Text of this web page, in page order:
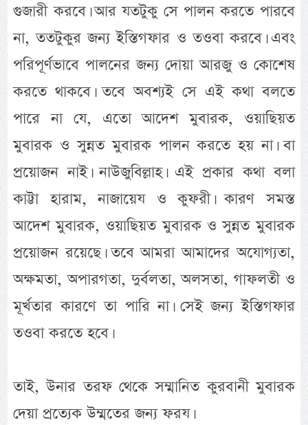
গুজারী করবে। আর যতটুকু সে পালন করতে পারবে
না, ততটুকুর জন্য ইস্তিগফার ও তওবা করবে। এবং
পরিপূর্ণভাবে পালনের জন্য দোয়া আরজু ও কোশেষ
করতে থাকবে। তবে অবশ্যই সে এই কথা বলতে
পারে না যে, এতো আদেশ মুবারক, ওয়াছিয়ত
মুবারক ও সুন্নত মুবারক পালন করতে হয় না। বা
প্রয়োজন নাই। নাউজুবিল্লাহ। এই প্রকার কথা বলা
কাট্টা হারাম, নাজায়েয ও কুফরী। কারণ সমস্ত
আদেশ মুবারক, ওয়াছিয়ত মুবারক ও সুন্নত মুবারক
প্রয়োজন রয়েছে। তবে আমরা আমাদের অযোগ্যতা,
অক্ষমতা, অপারগতা, দুর্বলতা, অলসতা, গাফলতী ও
মূর্খতার কারণে তা পারি না। সেই জন্য ইস্তিগফার
তওবা করতে হবে।
তাই, উনার তরফ থেকে সম্মানিত কুরবানী মুবারক
দেয়া প্রত্যেক উম্মতের জন্য ফরয।